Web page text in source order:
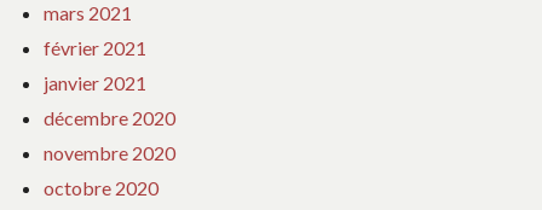
mars 2021
février 2021
janvier 2021
décembre 2020
novembre 2020
octobre 2020